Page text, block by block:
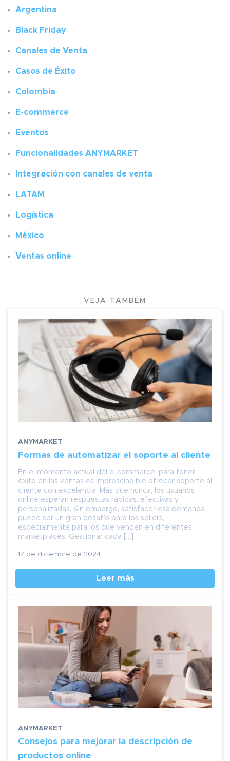
Argentina
Black Friday
Canales de Venta
Casos de Éxito
Colombia
E-commerce
Eventos
Funcionalidades ANYMARKET
Integración con canales de venta
LATAM
Logística
México
Ventas online
VEJA TAMBÉM
ANYMARKET
Formas de automatizar el soporte al cliente
En el momento actual del e-commerce, para tener
éxito en las ventas es imprescindible ofrecer soporte al
cliente con excelencia. Más que nunca, los usuarios
online esperan respuestas rápidas, efectivas y
personalizadas. Sin embargo, satisfacer esa demanda
puede ser un gran desafío para los sellers,
especialmente para los que venden en diferentes
marketplaces. Gestionar cada […]
17 de diciembre de 2024
Leer más
ANYMARKET
Consejos para mejorar la descripción de
productos online